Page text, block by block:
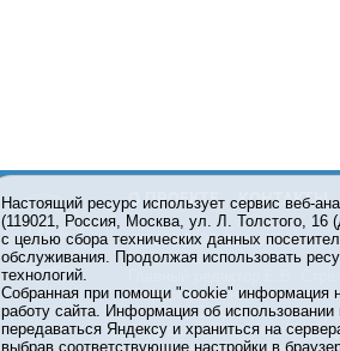
О ПРОЕКТЕ КОНТАКТЫ
© 2001-2026 Сетевое
обязательна.
Информационная лента
области. Свидетельство о
Федеральной службой по
Настоящий ресурс использует сервис веб-
(119021, Россия, Москва, ул. Л. Толстого,
с целью сбора технических данных
обслуживания. Продолжая использовать
технологий.
Собранная при помощи "cookie" информация
работу сайта. Информация об
передаваться Яндексу и храниться на
выбрав соответствующие настройки в